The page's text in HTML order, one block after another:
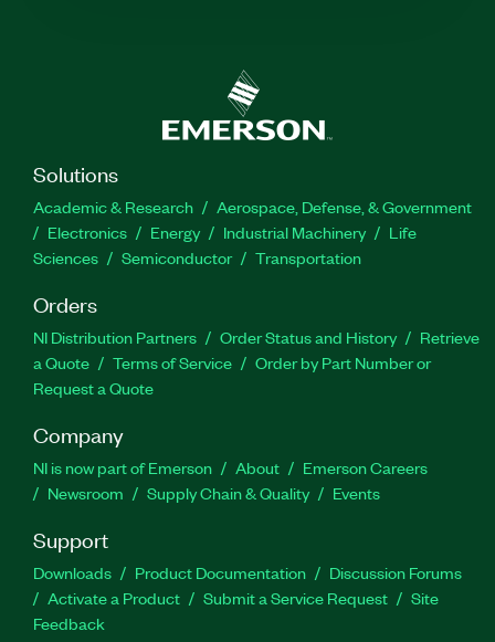
Solutions
Academic & Research
Aerospace, Defense, & Government
Electronics
Energy Industrial Machinery
Life
Sciences
Semiconductor Transportation
Orders
NI Distribution Partners Order Status and History
Retrieve
a Quote
Terms of Service
Order by Part Number or
Request a Quote
Company
NI is now part of Emerson About
Emerson Careers
Newsroom
Supply Chain & Quality Events
Support
Downloads Product Documentation
Discussion Forums
Activate a Product
Submit a Service Request
Site
Feedback